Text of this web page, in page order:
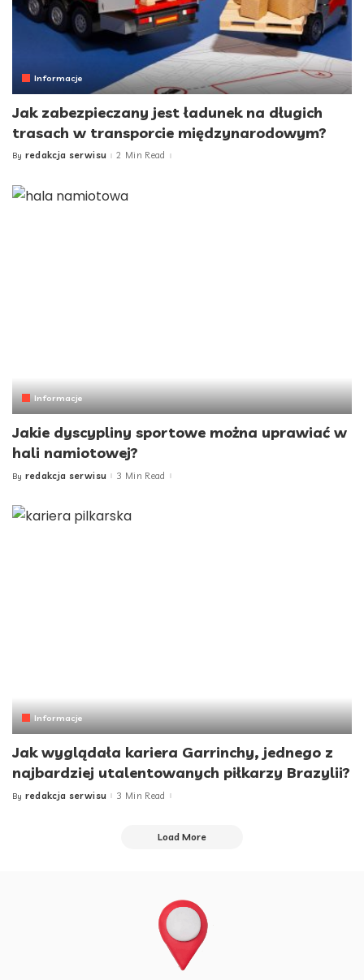
Informacje
Jak zabezpieczany jest ładunek na długich
trasach w transporcie międzynarodowym?
Posted
By redakcja serwisu 2 Min Read
Informacje
Jakie dyscypliny sportowe można uprawiać w
hali namiotowej?
Posted
By redakcja serwisu 3 Min Read
Informacje
Jak wyglądała kariera Garrinchy, jednego z
najbardziej utalentowanych piłkarzy Brazylii?
Posted
By redakcja serwisu 3 Min Read
Load More